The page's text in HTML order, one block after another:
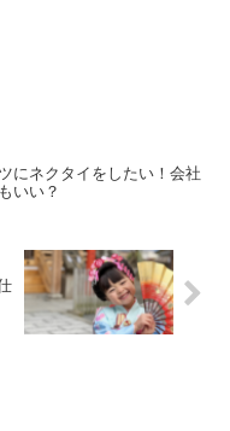
にネクタイをしたい！会社
いい？